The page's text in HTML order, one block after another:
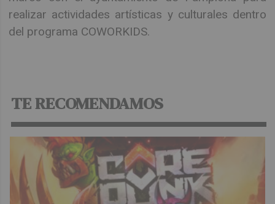
realizar actividades artísticas y culturales dentro
del programa COWORKIDS.
TE RECOMENDAMOS